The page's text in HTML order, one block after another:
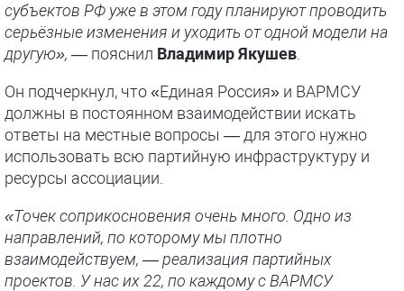
субъектов РФ уже в этом году планируют проводить
серьёзные изменения и уходить от одной модели на
другую», — пояснил Владимир Якушев
Он подчеркнул, что «Единая Россия» и ВАРМСУ
должны в постоянном взаимодействии искать
ответы на местные вопросы — для этого нужно
использовать всю партийную инфраструктуру и
ресурсы ассоциации.
«Точек соприкосновения очень много. Одно из
направлений, по которому мы плотно
взаимодействуем, — реализация партийных
проектов. У нас их 22, по каждому с ВАРМСУ